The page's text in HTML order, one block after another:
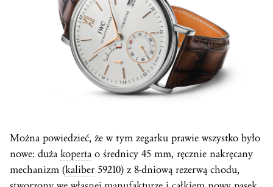
Można powiedzieć, że w tym zegarku prawie wszystko było
nowe: duża koperta o średnicy 45 mm, ręcznie nakręcany
mechanizm (kaliber 59210) z 8-dniową rezerwą chodu,